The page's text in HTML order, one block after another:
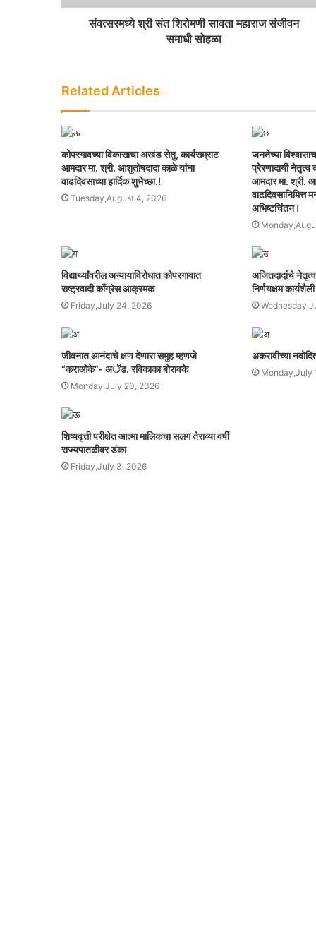
संवत्सरमध्ये श्री संत शिरोमणी सावता महाराज संजीवन
समाधी सोहळा
Related Articles
कोपरगावच्या विकासाचा अखंड सेतु, कार्यसम्राट
आमदार मा. श्री. आशुतोषदादा काळे यांना
वाढदिवसाच्या हार्दिक शुभेच्छा.!
Tuesday,August 4, 2026
जनतेच्या
प्रेरणादायी नेतृत्व
आमदार मा. श्री.
वाढदिवसानिमित्त
अभिष्टचिंतन !
विद्यार्थ्यांवरील अन्यायाविरोधात कोपरगावात
राष्ट्रवादी काँग्रेस आक्रमक
Friday,July 24, 2026
अजितदादांचे
निर्णयक्षम कार्यशैली
जीवनात आनंदाचे क्षण देणारा समुह म्हणजे
“कराओके”- अॅड. रविकाका बोरावके
Monday,July 20, 2026
अकरावीच्या
Monday,July
शिष्यवृत्ती परीक्षेत आत्मा मालिकचा सलग तेराव्या वर्षी
राज्यपातळीवर डंका
Friday,July 3, 2026